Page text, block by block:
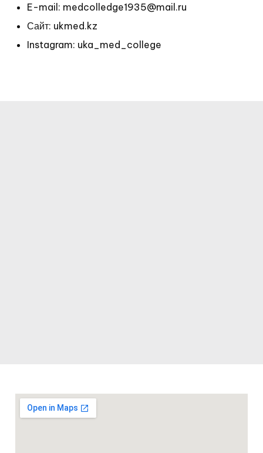
E-mail: medcolledge1935@mail.ru
Сайт: ukmed.kz
Instagram: uka_med_college